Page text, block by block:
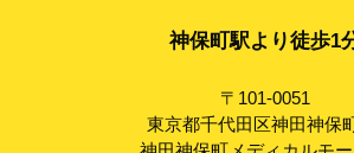
神保町駅より徒歩1
〒101-0051
東京都千代田区神田神保